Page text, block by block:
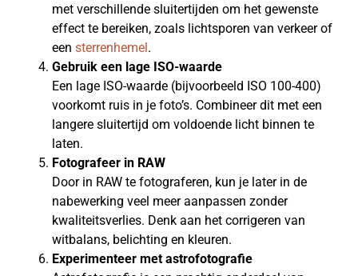
met verschillende sluitertijden om het gewenste
effect te bereiken, zoals lichtsporen van verkeer of
een sterrenhemel.
Gebruik een lage ISO-waarde
Een lage ISO-waarde (bijvoorbeeld ISO 100-400)
voorkomt ruis in je foto’s. Combineer dit met een
langere sluitertijd om voldoende licht binnen te
laten.
Fotografeer in RAW
Door in RAW te fotograferen, kun je later in de
nabewerking veel meer aanpassen zonder
kwaliteitsverlies. Denk aan het corrigeren van
witbalans, belichting en kleuren.
Experimenteer met astrofotografie